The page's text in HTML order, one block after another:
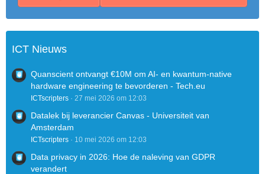
ICT Nieuws
Quanscient ontvangt €10M om AI- en kwantum-native
hardware engineering te bevorderen - Tech.eu
ICTscripters 27 mei 2026 om 12:03
Datalek bij leverancier Canvas - Universiteit van
Amsterdam
ICTscripters 10 mei 2026 om 12:03
Data privacy in 2026: Hoe de naleving van GDPR
verandert